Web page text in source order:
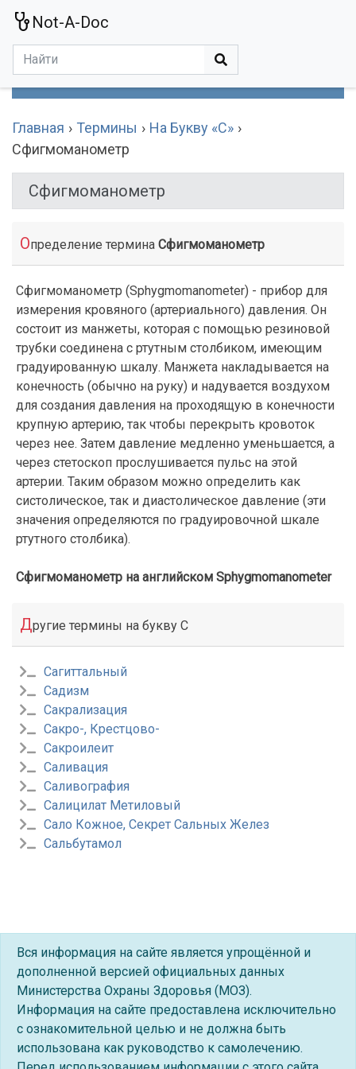
Not-A-Doc
Главная Термины
На Букву «С»
Сфигмоманометр
Сфигмоманометр
Определение термина Сфигмоманометр
Сфигмоманометр (Sphygmomanometer) - прибор для
измерения кровяного (артериального) давления. Он
состоит из манжеты, которая с помощью резиновой
трубки соединена с ртутным столбиком, имеющим
градуированную шкалу. Манжета накладывается на
конечность (обычно на руку) и надувается воздухом
для создания давления на проходящую в конечности
крупную артерию, так чтобы перекрыть кровоток
через нее. Затем давление медленно уменьшается, а
через стетоскоп прослушивается пульс на этой
артерии. Таким образом можно определить как
систолическое, так и диастолическое давление (эти
значения определяются по градуировочной шкале
ртутного столбика).
Сфигмоманометр на английском Sphygmomanometer
Другие термины на букву С
Сагиттальный
Садизм
Сакрализация
Сакро-, Крестцово-
Сакроилеит
Саливация
Саливография
Салицилат Метиловый
Сало Кожное, Секрет Сальных Желез
Сальбутамол
Вся информация на сайте является упрощённой и
дополненной версией официальных данных
Министерства Охраны Здоровья (МОЗ).
Информация на сайте предоставлена исключительно
с ознакомительной целью и не должна быть
использована как руководство к самолечению.